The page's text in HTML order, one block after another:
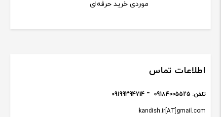
موردی خرید حرفه‌ای
اطلاعات تماس
kandish.ir[AT]gmail.com
تلفن: 09184005525
09199394714